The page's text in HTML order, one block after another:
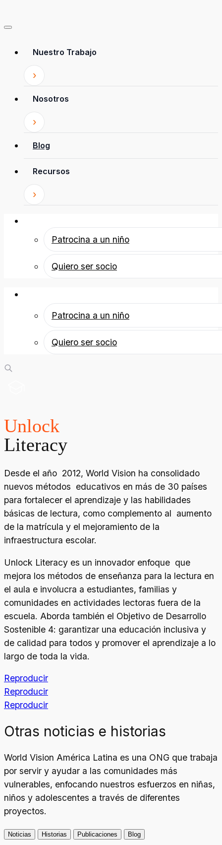
Nuestro Trabajo
Nosotros
Blog
Recursos
Patrocina a un niño
Quiero ser socio
Patrocina a un niño
Quiero ser socio
Unlock
Literacy
Desde el año 2012, World Vision ha consolidado
nuevos métodos educativos en más de 30 países
para fortalecer el aprendizaje y las habilidades
básicas de lectura, como complemento al aumento
de la matrícula y el mejoramiento de la
infraestructura escolar.
Unlock Literacy es un innovador enfoque que
mejora los métodos de enseñanza para la lectura en
el aula e involucra a estudiantes, familias y
comunidades en actividades lectoras fuera de la
escuela. Aborda también el Objetivo de Desarrollo
Sostenible 4: garantizar una educación inclusiva y
de calidad para todos y promover el aprendizaje a lo
largo de toda la vida.
Reproducir
Reproducir
Reproducir
Otras noticias e historias
World Vision América Latina es una ONG que trabaja
por servir y ayudar a las comunidades más
vulnerables, enfocando nuestros esfuerzos en niñas,
niños y adolescentes a través de diferentes
proyectos.
Noticias Historias Publicaciones Blog